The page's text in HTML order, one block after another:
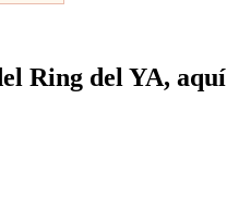
Ring del YA, aquí